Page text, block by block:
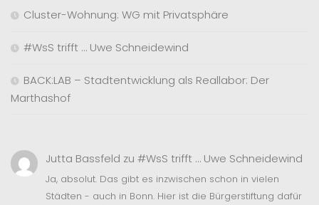
Cluster-Wohnung: WG mit Privatsphäre
#WsS trifft … Uwe Schneidewind
BACK:LAB – Stadtentwicklung als Reallabor: Der
Marthashof
Jutta Bassfeld zu #WsS trifft … Uwe Schneidewind
Ja, absolut. Das gibt es inzwischen schon in vielen
Städten - auch in Bonn. Hier ist die Bürgerstiftung dafür